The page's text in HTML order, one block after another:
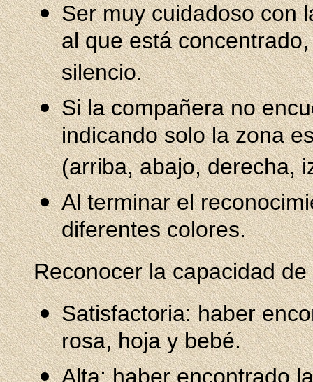
Ser muy cuidadoso con
al que está
silencio.
Si la compañera no
indicando solo la zona
(arriba, abajo, derecha,
Al terminar el
diferentes colores.
Reconocer la capacidad
Satisfactoria: haber
rosa, hoja y bebé.
Alta: haber encontrado